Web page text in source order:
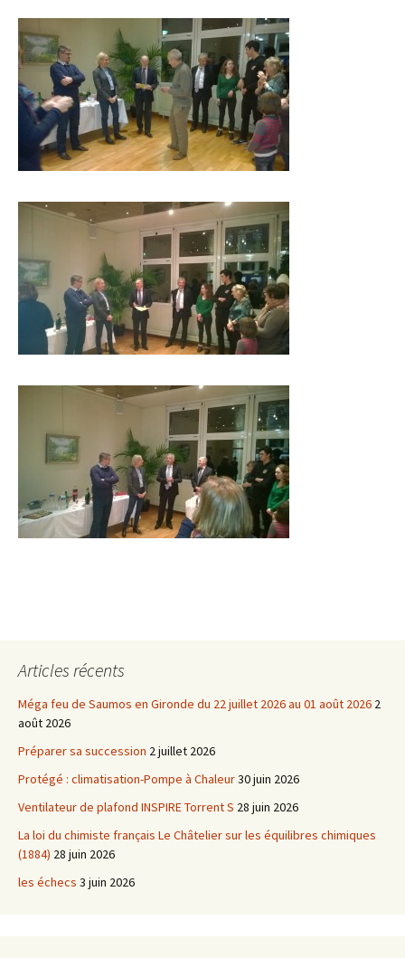
Articles récents
Méga feu de Saumos en Gironde du 22 juillet 2026 au 01 août 2026 2
août 2026
Préparer sa succession 2 juillet 2026
Protégé : climatisation-Pompe à Chaleur30 juin 2026
Ventilateur de plafond INSPIRE Torrent S 28 juin 2026
La loi du chimiste français Le Châtelier sur les équilibres chimiques
(1884) 28 juin 2026
les échecs 3 juin 2026